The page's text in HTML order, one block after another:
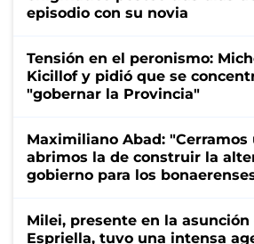
episodio con su novia
Tensión en el peronismo:
Kicillof y pidió que se
"gobernar la Provincia"
Maximiliano Abad: "Cerramos
abrimos la de construir la
gobierno para los
Milei, presente en la asunción
Espriella, tuvo una intensa